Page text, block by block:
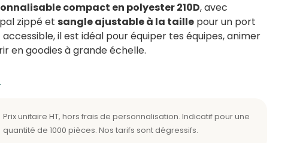
compact en polyester 210D, avec
zippé et sangle ajustable à la taille pour un port
il est idéal pour équiper tes équipes, animer
en goodies à grande échelle.